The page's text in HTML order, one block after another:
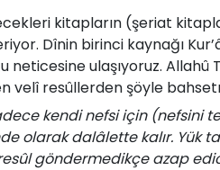
kitapların (şeriat
Dînin birinci kaynağı
ulaşıyoruz. Allahû
velî resûllerden şöyle
kendi nefsi için
olarak dalâlette kalır. Yük
göndermedikçe azap